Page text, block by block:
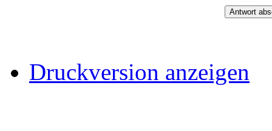
Druckversion anzeigen